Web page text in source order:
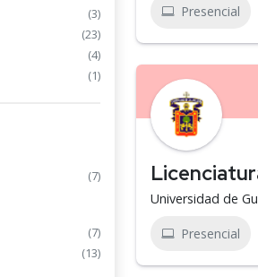
(3)
(23)
(4)
(1)
(7)
(7)
(13)
Presencial
Universidad de
Presencial